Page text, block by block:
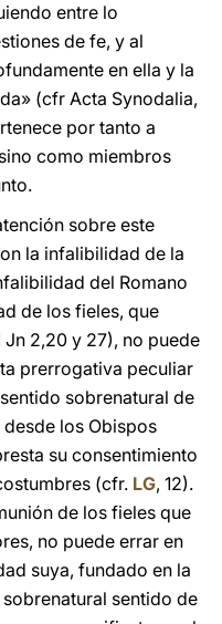
entre lo
de fe, y al
en ella y la
(cfr Acta Synodalia,
por tanto a
como miembros
sobre este
la infalibilidad de la
del Romano
de los fieles, que
Jn 2,20 y 27), no puede
prerrogativa peculiar
sobrenatural de
los Obispos
su consentimiento
(cfr. LG, 12).
de los fieles que
no puede errar en
suya, fundado en la
sentido de